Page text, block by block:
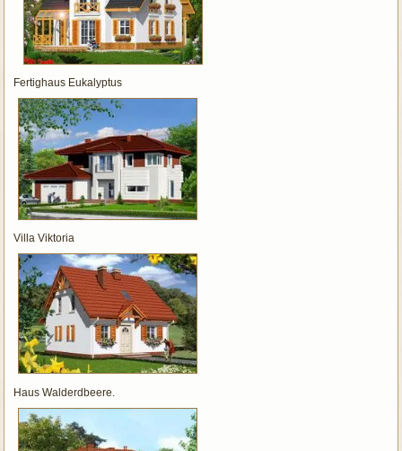
Fertighaus Eukalyptus
Villa Viktoria
Haus Walderdbeere.